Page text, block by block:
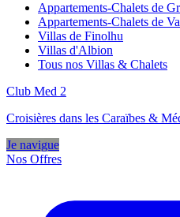
Appartements-Chalets de
Appartements-Chalets de
Villas de Finolhu
Villas d'Albion
Tous nos Villas & Chalets
Club Med 2
Croisières dans les Caraïbes &
Je navigue
Nos Offres